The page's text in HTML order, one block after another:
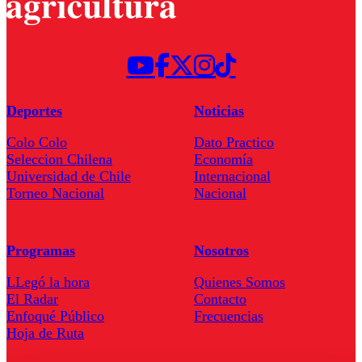
Deportes
Colo Colo
Seleccion Chilena
Universidad de Chile
Torneo Nacional
Noticias
Dato Practico
Economía
Internacional
Nacional
Programas
LLegó la hora
El Radar
Enfoqué Público
Hoja de Ruta
Nosotros
Quienes Somos
Contacto
Frecuencias